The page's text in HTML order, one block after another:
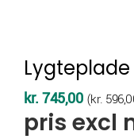
kr.745,00 (kr.
pris excl